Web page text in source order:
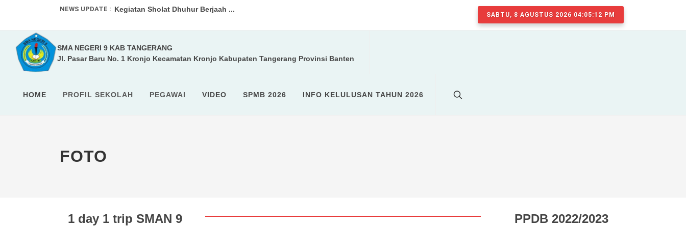
NEWS UPDATE : Kegiatan Sholat Dhuhur Berjaah ...
SMA 9 Kabupaten Tangerang pada kegiatan ROHIS...
SABTU, 8 AGUSTUS 2026 04:05:13 PM
SMA NEGERI 9 KAB TANGERANG
Jl. Pasar Baru No. 1 Kronjo Kecamatan Kronjo Kabupaten Tangerang Provinsi Banten
HOME PROFIL SEKOLAH PEGAWAI VIDEO SPMB 2026 INFO KELULUSAN TAHUN 2026
FOTO
1 day 1 trip SMAN 9 PPDB 2022/2023